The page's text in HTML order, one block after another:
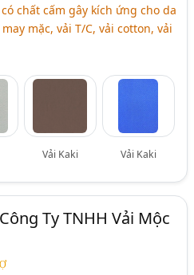
chất cấm gây kích ứng cho da
mặc, vải T/C, vải cotton, vải
Vải Kaki Vải Kaki
Ty TNHH Vải Mộc